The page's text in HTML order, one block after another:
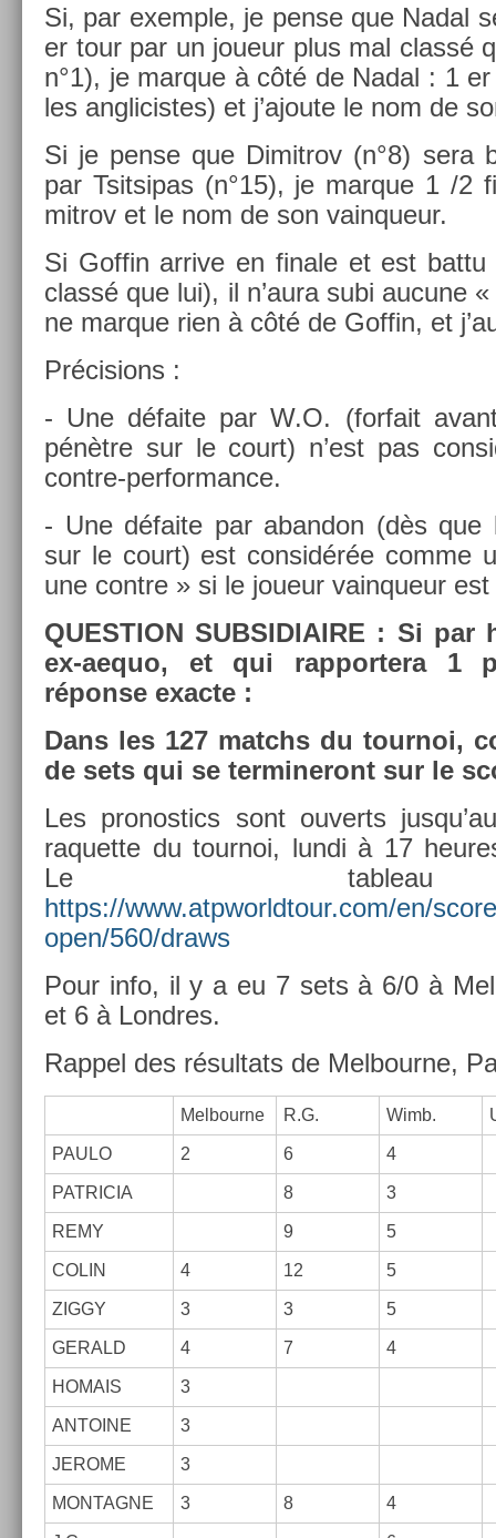
Si, par ex­em­ple, je pense que Nadal
er tour par un joueur plus mal classé
n°1), je mar­que à côté de Nadal : 1
les an­glicis­tes) et j’ajoute le nom de
Si je pense que Di­mit­rov (n°8) sera
par Tsit­sipas (n°15), je mar­que 1 /2
mit­rov et le nom de son vain­queur.
Si Gof­fin ar­rive en fin­ale et est battu
classé que lui), il n’aura subi aucune
ne mar­que rien à côté de Gof­fin, et
Précis­ions :
- Une défaite par W.O. (for­fait
pénètre sur le court) n’est pas
contre-performance.
- Une défaite par ab­an­don (dès que
sur le court) est con­sidérée comme
une con­tre » si le joueur vain­queur
QUES­TION SUB­SIDIAIRE : Si
ex-aequo, et qui rap­portera 1
réponse ex­ac­te :
Dans les 127 matchs du tour­noi,
de sets qui se ter­mineront sur le
Les pro­nos­tics sont ouverts
raquet­te du tour­noi, lundi à 17
Le
https://www.atpworldtour.com/en/
open/560/draws
Pour info, il y a eu 7 sets à 6/0 à
et 6 à Londres.
Rap­pel des résul­tats de Mel­bour­ne,
Mel­bour­ne R.G. Wimb.
PAULO 2 6 4
PAT­RICIA 8 3
REMY 9 5
COLIN 4 12 5
ZIGGY 3 3 5
GERALD 4 7 4
HOMAIS 3
AN­TOINE 3
JEROME 3
MON­TAGNE 3 8 4